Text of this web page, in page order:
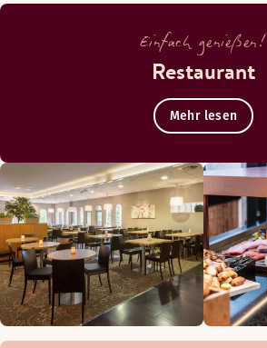
Einfach genießen!
Restaurant
Mehr lesen